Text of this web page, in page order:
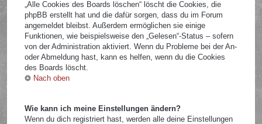
„Alle Cookies des Boards löschen“ löscht die Cookies, die
phpBB erstellt hat und die dafür sorgen, dass du im Forum
angemeldet bleibst. Außerdem ermöglichen sie einige
Funktionen, wie beispielsweise den „Gelesen“-Status – sofern
von der Administration aktiviert. Wenn du Probleme bei der An-
oder Abmeldung hast, kann es helfen, wenn du die Cookies
des Boards löscht.
Nach oben
Wie kann ich meine Einstellungen ändern?
Wenn du dich registriert hast, werden alle deine Einstellungen